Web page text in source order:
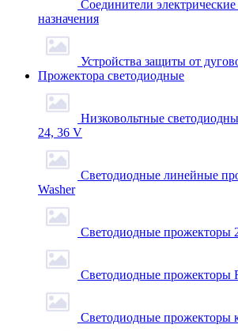
Соединители
назначения
Устройства защиты от
Прожектора светодиодные
Низковольтные
24, 36 V
Светодиодные линейные
Washer
Светодиодные прожекторы
Светодиодные прожекторы
Светодиодные прожекторы